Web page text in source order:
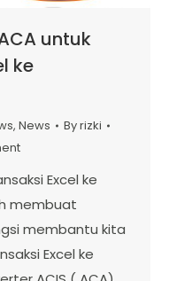
untuk
ke
, News Byrizki
Excel ke
membuat
membantu kita
Excel ke